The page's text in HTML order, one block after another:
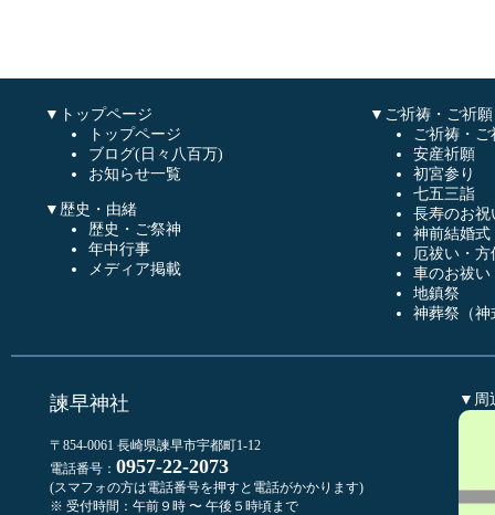
▼トップページ
トップページ
ブログ(日々八百万)
お知らせ一覧
▼歴史・由緒
歴史・ご祭神
年中行事
メディア掲載
▼ご祈祷・ご祈願
ご祈祷・
安産祈願
初宮参り
七五三詣
長寿のお祝
神前結婚式
厄祓い・方
車のお祓い
地鎮祭
神葬祭（神
諫早神社
〒854-0061 長崎県諫早市宇都町1-12
電話番号： 0957-22-2073
(スマフォの方は電話番号を押すと電話がかかります)
※ 受付時間：午前９時 〜 午後５時頃まで
▼周